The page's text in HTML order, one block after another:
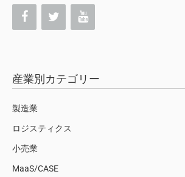
産業別カテゴリー
製造業
ロジスティクス
小売業
MaaS/CASE